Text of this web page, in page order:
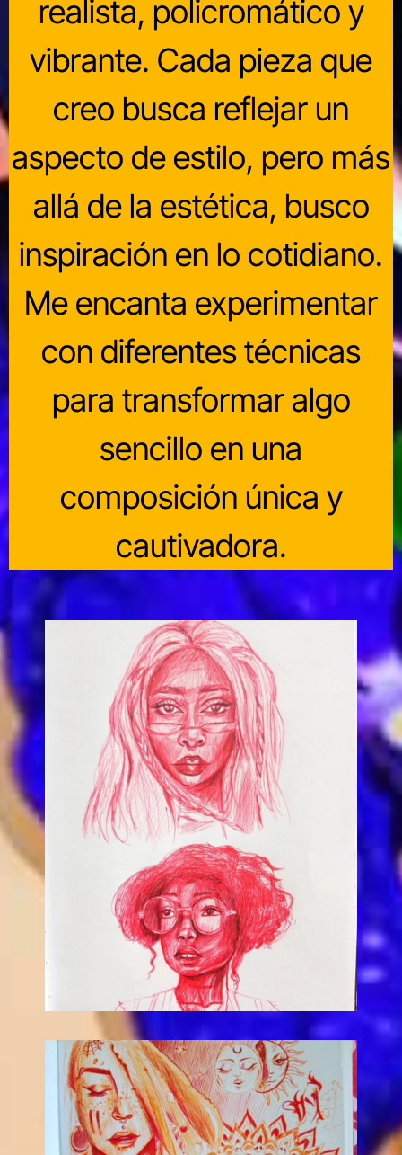
realista, policromático y
vibrante. Cada pieza que
creo busca reflejar un
aspecto de estilo, pero más
allá de la estética, busco
inspiración en lo cotidiano.
Me encanta experimentar
con diferentes técnicas
para transformar algo
sencillo en una
composición única y
cautivadora.